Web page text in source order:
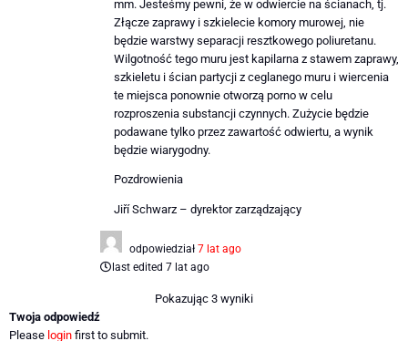
mm. Jesteśmy pewni, że w odwiercie na ścianach, tj.
Złącze zaprawy i szkielecie komory murowej, nie
będzie warstwy separacji resztkowego poliuretanu.
Wilgotność tego muru jest kapilarna z stawem zaprawy,
szkieletu i ścian partycji z ceglanego muru i wiercenia
te miejsca ponownie otworzą porno w celu
rozproszenia substancji czynnych. Zużycie będzie
podawane tylko przez zawartość odwiertu, a wynik
będzie wiarygodny.
Pozdrowienia
Jiří Schwarz – dyrektor zarządzający
odpowiedział 7 lat ago
last edited 7 lat ago
Pokazując 3 wyniki
Twoja odpowiedź
Please login first to submit.